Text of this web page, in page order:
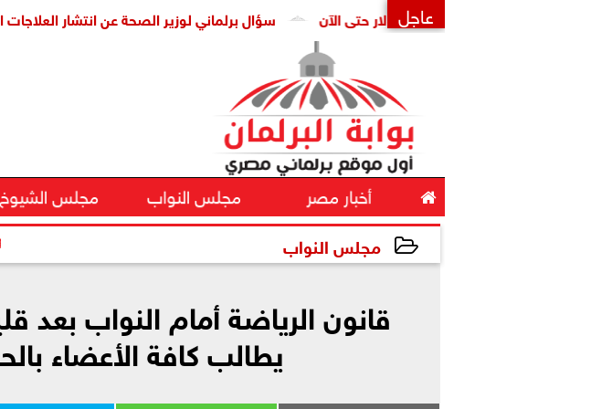
عاجل سؤال برلماني لوزير الصحة عن انتشار العلاجات أسعار البنزين والسولار حتى الآن
 أخبار مصر مجلس النواب مجلس الشيوخ
مجلس النواب
قانون الرياضة أمام النواب بعد
يطالب كافة الأعضاء